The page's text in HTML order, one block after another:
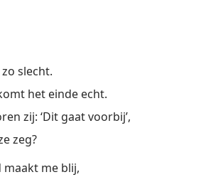
slecht.
het einde echt.
zij: ‘Dit gaat voorbij’,
zeg?
maakt me blij,